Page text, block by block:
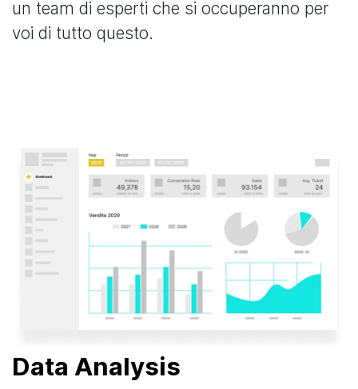
un team di esperti che si occuperanno per
voi di tutto questo.
Data Analysis